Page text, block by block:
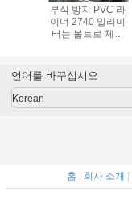
부식 방지 PVC 라
이너 2740 밀리미
터는 볼트로 체결
언어를 바꾸십시오
Korean
홈 회사 소개